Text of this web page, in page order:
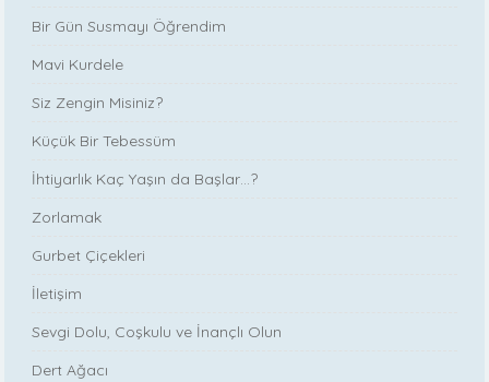
Bir Gün Susmayı Öğrendim
Mavi Kurdele
Siz Zengin Misiniz?
Küçük Bir Tebessüm
İhtiyarlık Kaç Yaşın da Başlar…?
Zorlamak
Gurbet Çiçekleri
İletişim
Sevgi Dolu, Coşkulu ve İnançlı Olun
Dert Ağacı